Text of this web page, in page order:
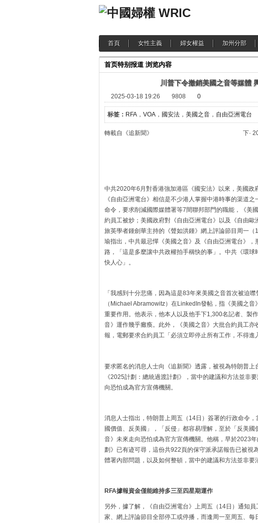
首頁 女性主義 婦女權益 加州分部
首页特别报道 浏览内容
川普下令撤銷美國之音等媒體
2025-03-18 19:26 9808 0
标签： RFA ， VOA ， 國安法 ， 美國之音 ， 自由亞洲電台
轉載自《追新聞》 下·
中共2020年6月對香港強加港區《國安法》以來，美國政
《自由亞洲電台》相信是不少港人掌握中港時事的渠道
命令，要求削減國際媒體署等7間聯邦部門的職能，《美
約員工被炒；美國政府對《自由亞洲電台》以及《自由
旅英學者鍾劍華主持的《聲如洪鍾》網上評論節目周一
瑜指出，中共最忌憚《美國之音》及《自由亞洲電台》
路，「這是多麼讓中共政權拍手稱快的事」。中共《環
快人心」。
「我感到十分悲痛，因為這是83年來美國之音首次被迫
（Michael Abramowitz）在LinkedIn發帖，指《美國之
重要作用。他表示，他本人以及他手下1,300名記者、製
音》運作幾乎癱瘓。此外，《美國之音》大批合約員工
報，電郵要求合約員工「必須立即停止所有工作，不得進
要求匿名的消息人士向《追新聞》透露，被視為特朗普
《2025計劃：總統過渡計劃》，當中的建議和方法並非
向恐怕成為官方宣傳機關。
消息人士指出，特朗普上周五（14日）簽署的行政命令
國價值、反美國」，「反侵」都容易理解，至於「反美
音》未來走向恐怕成為官方宣傳機關。他稱，早於2023
劃》已有迹可尋，這份共922頁的保守派承諾報告已被視
體署內部問題，以及如何整頓，當中的建議和方法並非要
RFA據報資金僅能維持多三至四星期運作
另外，據了解，《自由亞洲電台》上周五（14日）通知
家、網上評論節目全部停工或停播，而逢周一至周五、